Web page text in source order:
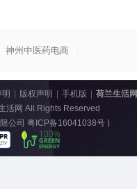
神州中医药电商
版权声明 手机版
荷兰生活网
活网 All Rights Reserved
公司 粤ICP备16041038号)